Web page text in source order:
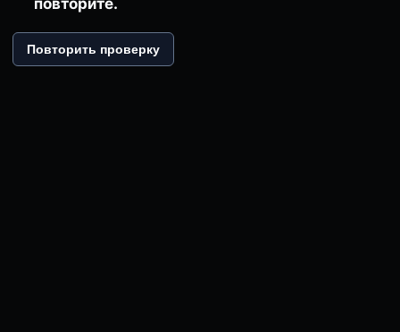
повторите.
Повторить проверку